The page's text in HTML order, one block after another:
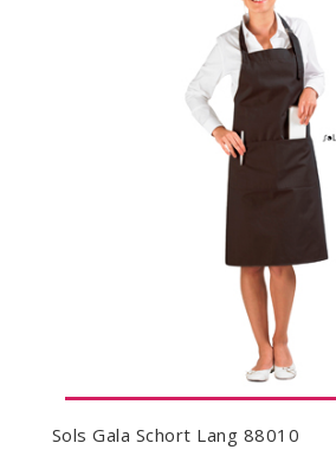
Sols Gala Schort Lang 88010